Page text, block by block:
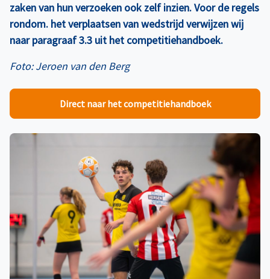
zaken van hun verzoeken ook zelf inzien. Voor de regels
rondom. het verplaatsen van wedstrijd verwijzen wij
naar paragraaf 3.3 uit het competitiehandboek.
Foto: Jeroen van den Berg
Direct naar het competitiehandboek